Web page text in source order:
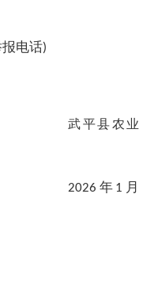
电话)
武平县农业
2026 年 1 月